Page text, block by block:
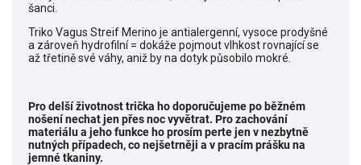
šanci.
Triko Vagus Streif Merino je antialergenní, vysoce prodyšné
a zároveň hydrofilní = dokáže pojmout vlhkost rovnající se
až třetině své váhy, aniž by na dotyk působilo mokré.
Pro delší životnost trička ho doporučujeme po běžném
nošení nechat jen přes noc vyvětrat. Pro zachování
materiálu a jeho funkce ho prosím perte jen v nezbytně
nutných případech, co nejšetrněji a v pracím prášku na
jemné tkaniny.